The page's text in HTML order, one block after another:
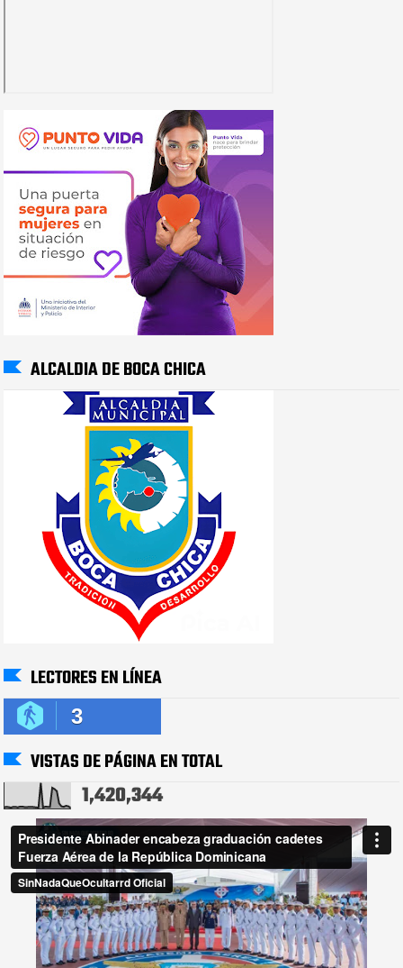
ALCALDIA DE BOCA CHICA
LECTORES EN LÍNEA
3
VISTAS DE PÁGINA EN TOTAL
1,420,344